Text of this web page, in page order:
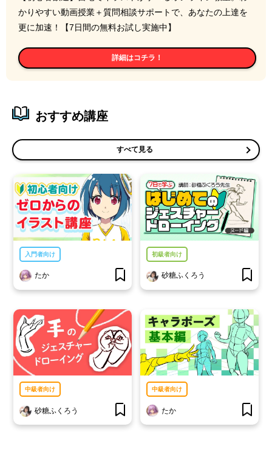
かりやすい動画授業＋質問相談サポートで、あなたの上達を
更に加速！【7日間の無料お試し実施中】
詳細はコチラ！
おすすめ講座
すべて見る
入門者向け
たか
初級者向け
砂糖ふくろう
中級者向け
砂糖ふくろう
中級者向け
たか